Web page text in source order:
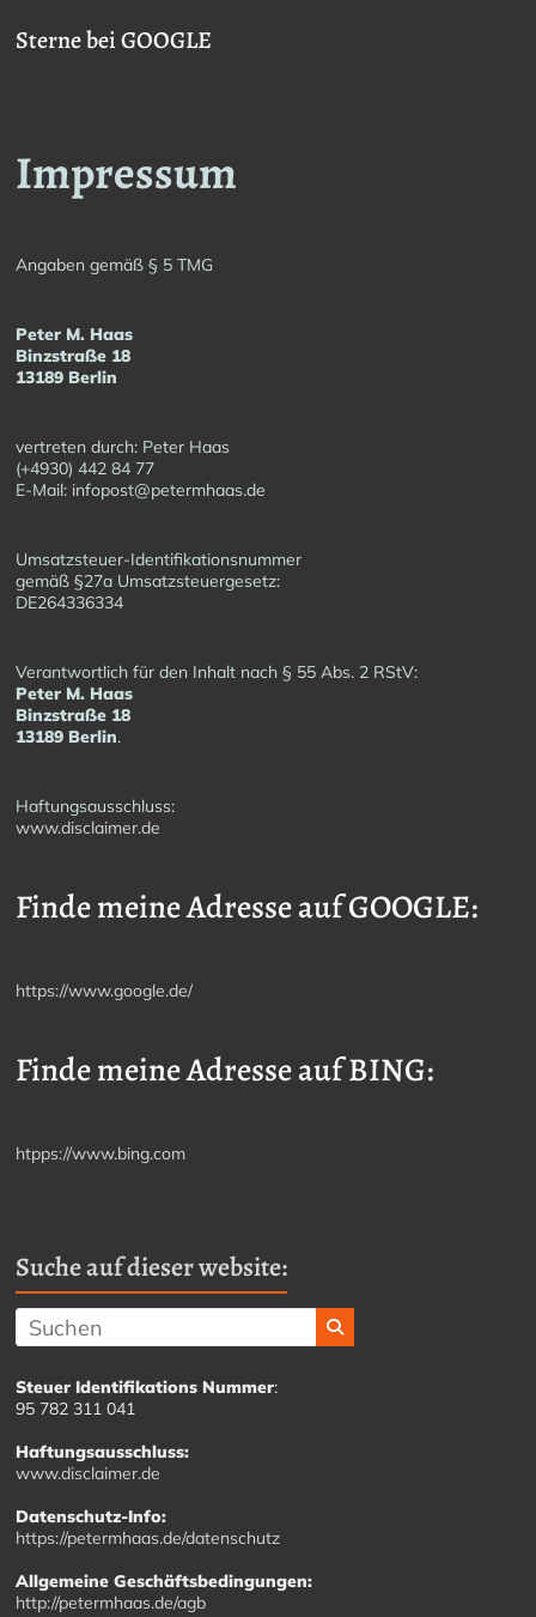
Sterne bei GOOGLE
Impressum
Angaben gemäß § 5 TMG
Peter M. Haas
Binzstraße 18
13189 Berlin
vertreten durch: Peter Haas
(+4930) 442 84 77
E-Mail: infopost@petermhaas.de
Umsatzsteuer-Identifikationsnummer
gemäß §27a Umsatzsteuergesetz:
DE264336334
Verantwortlich für den Inhalt nach § 55 Abs. 2 RStV:
Peter M. Haas
Binzstraße 18
13189 Berlin.
Haftungsausschluss:
www.disclaimer.de
Finde meine Adresse auf GOOGLE:
https://www.google.de/
Finde meine Adresse auf BING:
htpps://www.bing.com
Suche auf dieser website:
Steuer Identifikations Nummer:
95 782 311 041
Haftungsausschluss:
www.disclaimer.de
Datenschutz-Info:
https://petermhaas.de/datenschutz
Allgemeine Geschäftsbedingungen:
http://petermhaas.de/agb